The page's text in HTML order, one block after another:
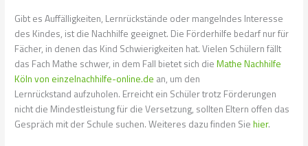
Gibt es Auffälligkeiten, Lernrückstände oder mangelndes Interesse
des Kindes, ist die Nachhilfe geeignet. Die Förderhilfe bedarf nur für
Fächer, in denen das Kind Schwierigkeiten hat. Vielen Schülern fällt
das Fach Mathe schwer, in dem Fall bietet sich dieMathe Nachhilfe
Köln von einzelnachhilfe-online.de an, um den
Lernrückstand aufzuholen. Erreicht ein Schüler trotz Förderungen
nicht die Mindestleistungfür die Versetzung, sollten Eltern offen das
Gespräch mit der Schule suchen. Weiteres dazu finden Siehier.